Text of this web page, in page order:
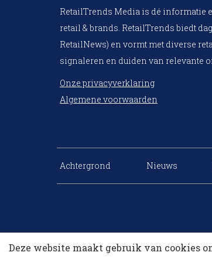
RetailTrends Media is dé
retail & brands. RetailTrends biedt
RetailNews) en vormt met diverse
signaleren en duiden van relevante
Onze privacyverklaring
Algemene voorwaarden
Achtergrond Nieuws
Deze website maakt gebruik van cookies